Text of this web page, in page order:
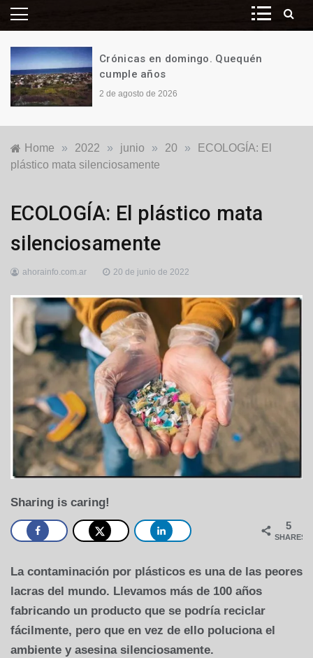
Crónicas en domingo. Quequén
cumple años
2 de agosto de 2026
Home » 2022 » junio » 20 »
ECOLOGÍA: El
plástico mata silenciosamente
Ecología
ECOLOGÍA: El plástico mata
silenciosamente
ahorainfo.com.ar 20 de junio de 2022
Sharing is caring!
5
SHARES
La contaminación por plásticos es una de las peores
lacras del mundo. Llevamos más de 100 años
fabricando un producto que se podría reciclar
fácilmente, pero que en vez de ello poluciona el
ambiente y asesina silenciosamente.